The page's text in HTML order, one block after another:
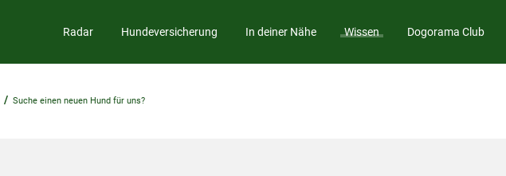
Radar Hundeversicherung In deiner Nähe Wissen Dogorama Club
/ Suche einen neuen Hund für uns?